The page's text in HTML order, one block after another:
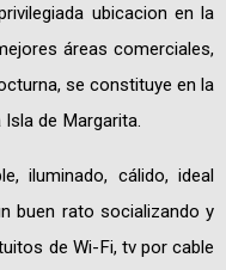
ubicacion en la
áreas comerciales,
se constituye en la
de Margarita.
iluminado, cálido, ideal
buen rato socializando y
de Wi-Fi, tv por cable